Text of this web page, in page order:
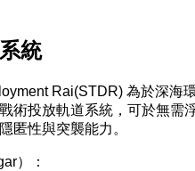
統
Rai(STDR) 為於深海
術投放軌道系統，可於無需
匿性與突襲能力。
）：